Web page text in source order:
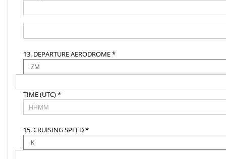
13. DEPARTURE AERODROME *
TIME (UTC) *
15. CRUISING SPEED *